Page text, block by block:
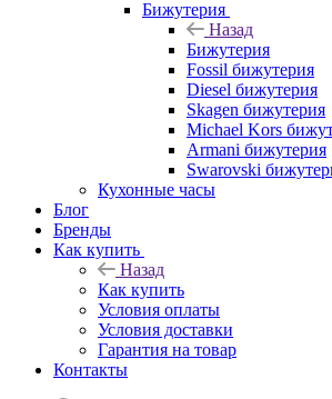
Бижутерия
Назад
Бижутерия
Fossil бижутерия
Diesel бижутерия
Skagen бижутерия
Michael Kors
Armani бижутерия
Swarovski
Кухонные часы
Блог
Бренды
Как купить
Назад
Как купить
Условия оплаты
Условия доставки
Гарантия на товар
Контакты